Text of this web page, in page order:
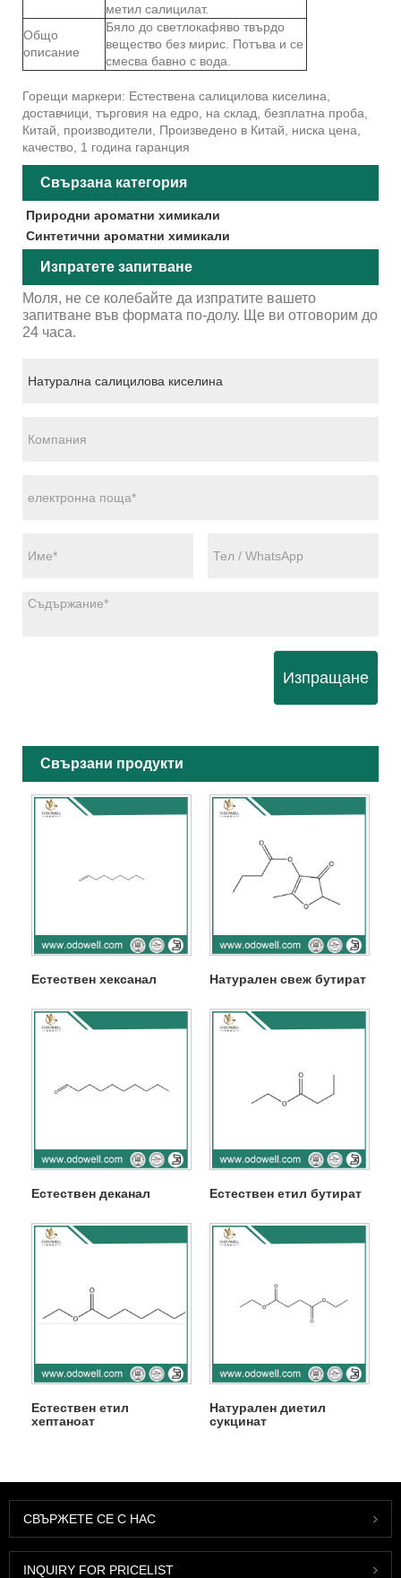
метил салицилат.
Общо
описание
Бяло до светлокафяво твърдо
вещество без мирис. Потъва и се
смесва бавно с вода.
Горещи маркери: Естествена салицилова киселина,
доставчици, търговия на едро, на склад, безплатна проба,
Китай, производители, Произведено в Китай, ниска цена,
качество, 1 година гаранция
Свързана категория
Природни ароматни химикали
Синтетични ароматни химикали
Изпратете запитване
Моля, не се колебайте да изпратите вашето
запитване във формата по-долу. Ще ви отговорим до
24 часа.
Изпращане
Свързани продукти
Естествен хексанал Натурален свеж бутират
Естествен деканал Естествен етил бутират
Естествен етил
хептаноат
Натурален диетил
сукцинат
СВЪРЖЕТЕ СЕ С НАС
INQUIRY FOR PRICELIST